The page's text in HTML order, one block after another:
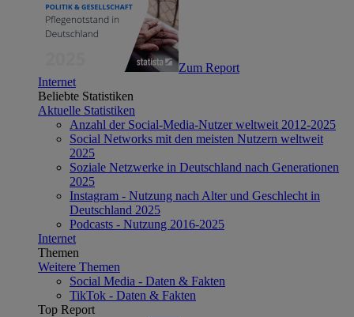
Zum Report
Internet
Beliebte Statistiken
Aktuelle Statistiken
Anzahl der Social-Media-Nutzer weltweit 2012-2025
Social Networks mit den meisten Nutzern weltweit
2025
Soziale Netzwerke in Deutschland nach Generationen
2025
Instagram - Nutzung nach Alter und Geschlecht in
Deutschland 2025
Podcasts - Nutzung 2016-2025
Internet
Themen
Weitere Themen
Social Media - Daten & Fakten
TikTok - Daten & Fakten
Top Report